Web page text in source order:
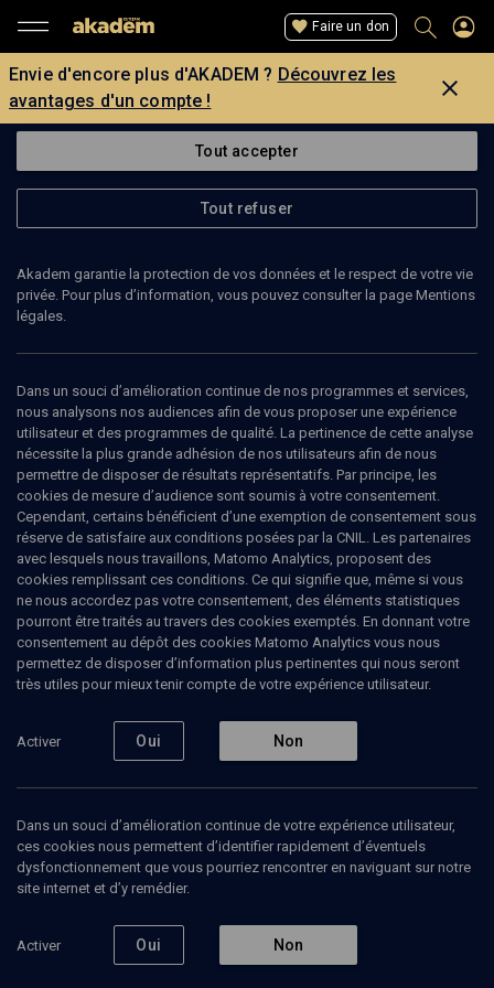
Faire un don
Envie d'encore plus d'AKADEM ? Découvrez les
avantages d'un compte !
Ajouter Partager J’aime
Abonnez-vous à notre newsletter
Société La rédaction
Tout accepter
Tout refuser
Akadem garantie la protection de vos données et le respect de votre vie
privée. Pour plus d’information, vous pouvez consulter la page Mentions
légales.
Dans un souci d’amélioration continue de nos programmes et services,
nous analysons nos audiences afin de vous proposer une expérience
utilisateur et des programmes de qualité. La pertinence de cette analyse
nécessite la plus grande adhésion de nos utilisateurs afin de nous
permettre de disposer de résultats représentatifs. Par principe, les
cookies de mesure d’audience sont soumis à votre consentement.
Cependant, certains bénéficient d’une exemption de consentement sous
réserve de satisfaire aux conditions posées par la CNIL. Les partenaires
avec lesquels nous travaillons, Matomo Analytics, proposent des
cookies remplissant ces conditions. Ce qui signifie que, même si vous
ne nous accordez pas votre consentement, des éléments statistiques
pourront être traités au travers des cookies exemptés. En donnant votre
consentement au dépôt des cookies Matomo Analytics vous nous
permettez de disposer d’information plus pertinentes qui nous seront
très utiles pour mieux tenir compte de votre expérience utilisateur.
Activer Oui Non
Dans un souci d’amélioration continue de votre expérience utilisateur,
ces cookies nous permettent d’identifier rapidement d’éventuels
dysfonctionnement que vous pourriez rencontrer en naviguant sur notre
site internet et d’y remédier.
Activer Oui Non